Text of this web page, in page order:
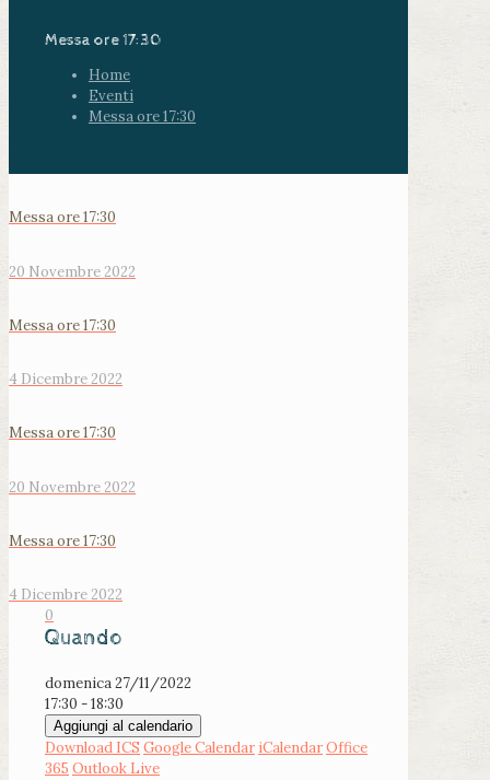
Messa ore 17:30
Home
Eventi
Messa ore 17:30
Messa ore 17:30
20 Novembre 2022
Messa ore 17:30
4 Dicembre 2022
Messa ore 17:30
20 Novembre 2022
Messa ore 17:30
4 Dicembre 2022
0
Quando
domenica 27/11/2022
17:30 - 18:30
Aggiungi al calendario
Download ICS Google Calendar iCalendarOffice
365 Outlook Live